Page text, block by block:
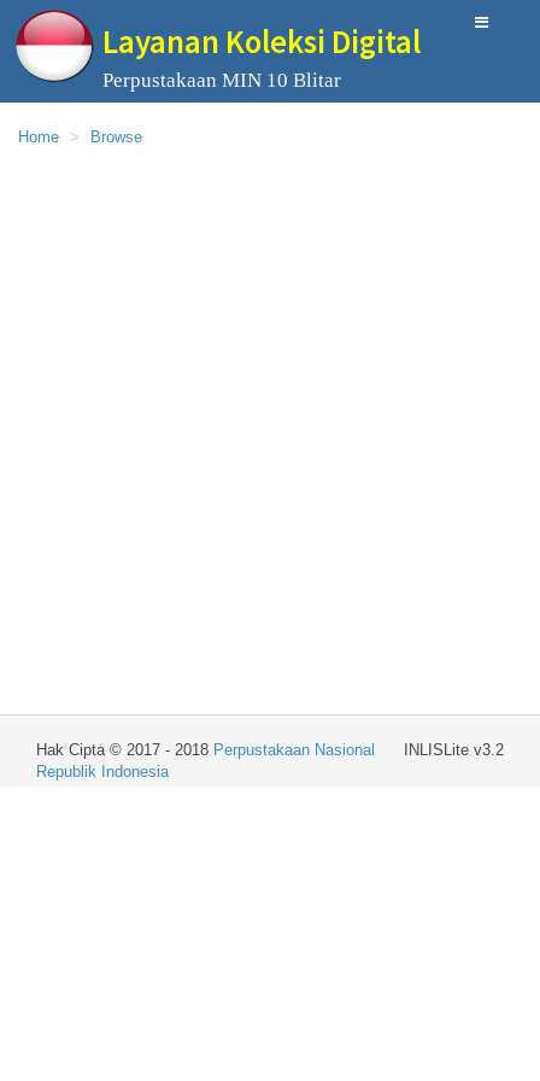
Layanan Koleksi Digital
Perpustakaan MIN 10 Blitar
Home Browse
INLISLite v3.2
Hak Cipta © 2017 - 2018 Perpustakaan Nasional
Republik Indonesia